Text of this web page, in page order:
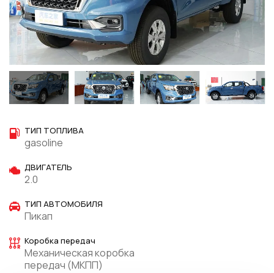
ТИП ТОПЛИВА
gasoline
ДВИГАТЕЛЬ
2.0
ТИП АВТОМОБИЛЯ
Пикап
Коробка передач
Механическая коробка
передач (МКПП)